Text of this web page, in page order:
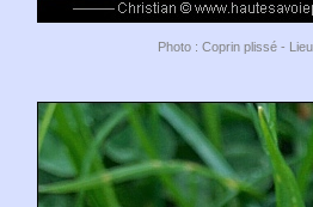
Photo : Coprin plissé -